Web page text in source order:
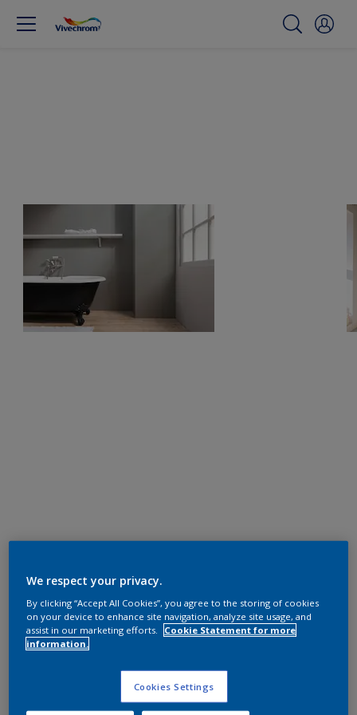
We respect your privacy.
By clicking “Accept All Cookies”, you agree to the storing of cookies
on your device to enhance site navigation, analyze site usage, and
assist in our marketing efforts.
Cookie Statement for more
information.
Cookies Settings